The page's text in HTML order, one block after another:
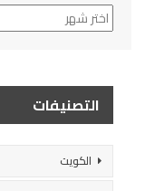
الأرشيف
التصنيفات
الكويت